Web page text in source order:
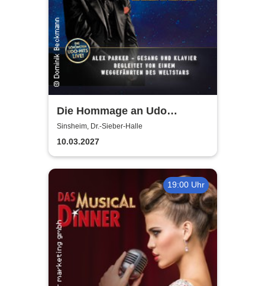
Die Hommage an Udo
Jürgens - Das Konzert mit
Alex Parker
Sinsheim, Dr.-Sieber-Halle
10.03.2027
19:00 Uhr